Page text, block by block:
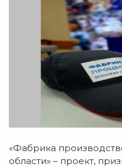
«Фабрика
области» – проект,